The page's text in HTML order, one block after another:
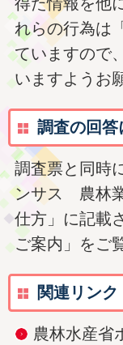
れらの行為は
ていますので
いますようお
調査の回答
調査票と同時
ンサス 農林
仕方」に記載
ご案内」をご
関連リンク
農林水産省